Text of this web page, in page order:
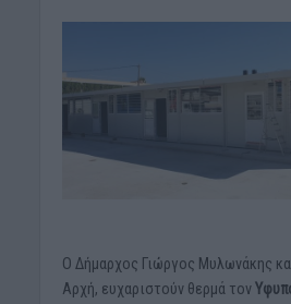
Ο Δήμαρχος Γιώργος Μυλωνάκης
Αρχή, ευχαριστούν θερμά τον